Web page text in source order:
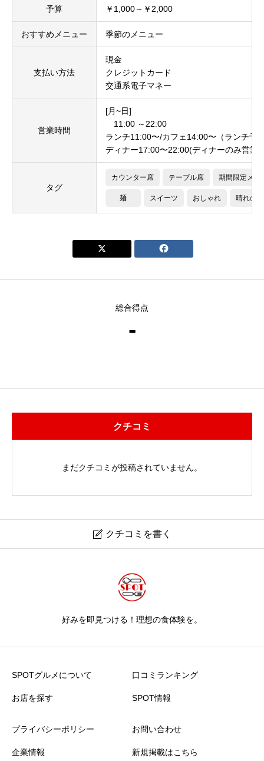
予算 ￥1,000～￥2,000
おすすめメニュー 季節のメニュー
支払い方法
現金
クレジットカード
交通系電子マネー
営業時間
[月~日]
11:00 ～22:00
ランチ11:00〜/カフェ14:00〜（ランチ予
ディナー17:00〜22:00(ディナーのみ営業
タグ
カウンター席 テーブル席 期間限定メニ
麺 スイーツ おしゃれ 晴れの
 
総合得点
-
クチコミ
まだクチコミが投稿されていません。
 クチコミを書く
好みを即見つける！理想の食体験を。
SPOTグルメについて
お店を探す
口コミランキング
SPOT情報
プライバシーポリシー
企業情報
お問い合わせ
新規掲載はこちら